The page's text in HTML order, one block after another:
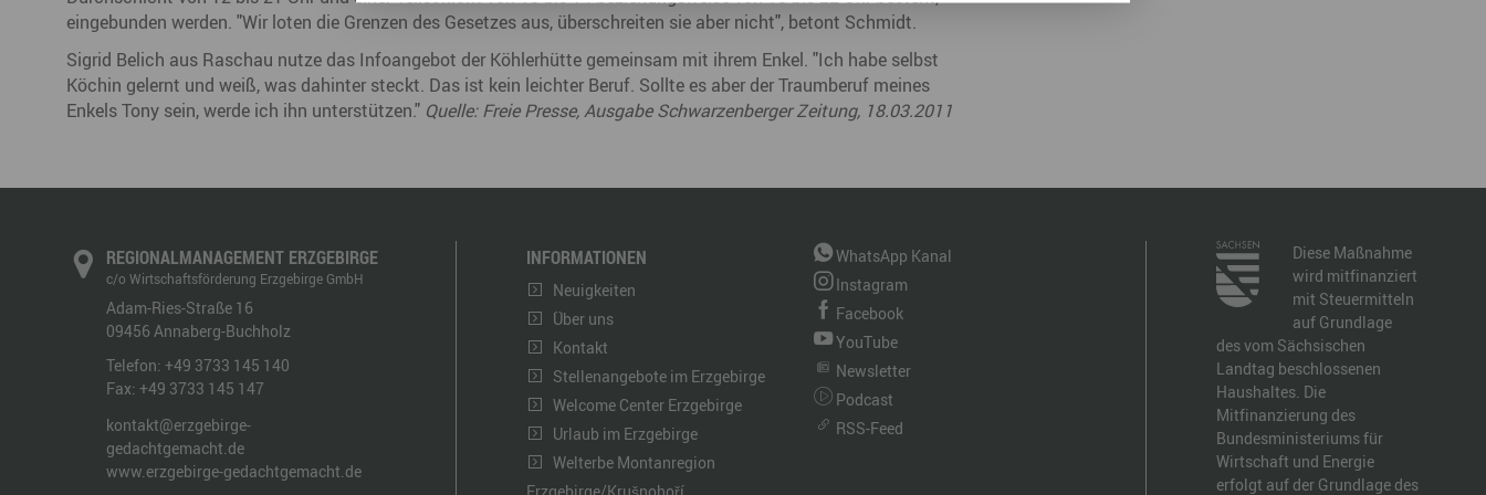
eingebunden werden. "Wir loten die Grenzen des Gesetzes aus, überschreiten sie aber nicht", betont Schmidt.
Sigrid Belich aus Raschau nutze das Infoangebot der Köhlerhütte gemeinsam mit ihrem Enkel. "Ich habe selbst
Köchin gelernt und weiß, was dahinter steckt. Das ist kein leichter Beruf. Sollte es aber der Traumberuf meines
Enkels Tony sein, werde ich ihn unterstützen." Quelle: Freie Presse, Ausgabe Schwarzenberger Zeitung, 18.03.2011
REGIONALMANAGEMENT ERZGEBIRGE
c/o Wirtschaftsförderung Erzgebirge GmbH
Adam-Ries-Straße 16
09456 Annaberg-Buchholz
Telefon: +49 3733 145 140
Fax: +49 3733 145 147
kontakt@erzgebirge-
gedachtgemacht.de
www.erzgebirge-gedachtgemacht.de
INFORMATIONEN
Neuigkeiten
Über uns
Kontakt
Stellenangebote im Erzgebirge
Welcome Center Erzgebirge
Urlaub im Erzgebirge
Welterbe Montanregion
WhatsApp Kanal
Instagram
Facebook
YouTube
Newsletter
Podcast
RSS-Feed
Diese Maßnahme
wird mitfinanziert
mit Steuermitteln
auf Grundlage
des vom Sächsischen
Landtag beschlossenen
Haushaltes. Die
Mitfinanzierung des
Bundesministeriums für
Wirtschaft und Energie
erfolgt auf der Grundlage des